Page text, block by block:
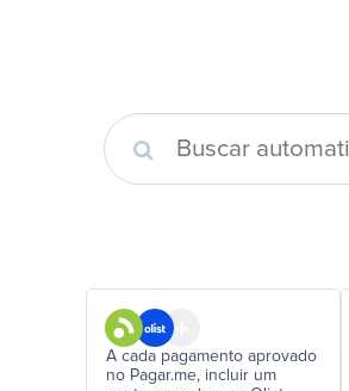
A cada pagamento aprovado
no Pagar.me, incluir um